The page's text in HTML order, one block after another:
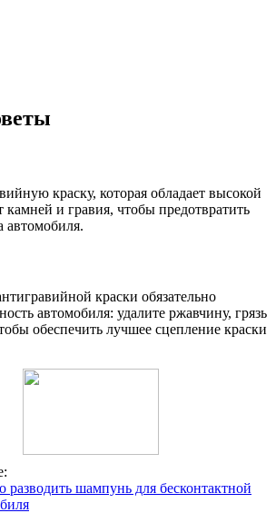
краску, которая обладает высокой
и гравия, чтобы предотвратить
автомобиля.
краски обязательно
автомобиля: удалите ржавчину, грязь
обеспечить лучшее сцепление краски
разводить шампунь для бесконтактной